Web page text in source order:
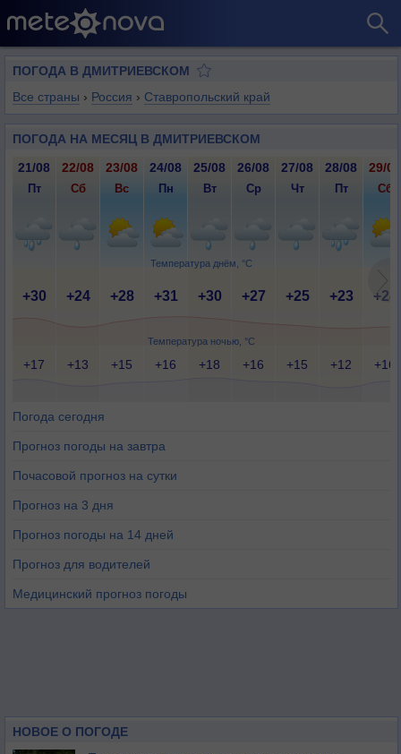
ПОГОДА В ДМИТРИЕВСКОМ
Все страны › Россия › Ставропольский край
ПОГОДА НА МЕСЯЦ В ДМИТРИЕВСКОМ
Температура днём, °C
Температура ночью, °C
21/08 22/08 23/08 24/08 25/08 26/08 27/08 28/08 29/08
Пт Сб Вс Пн Вт Ср Чт Пт Сб
+30 +24 +28 +31 +30 +27 +25 +23 +24
+17 +13 +15 +16 +18 +16 +15 +12 +16
Погода сегодня
Прогноз погоды на завтра
Почасовой прогноз на сутки
Прогноз на 3 дня
Прогноз погоды на 14 дней
Прогноз для водителей
Медицинский прогноз погоды
НОВОЕ О ПОГОДЕ